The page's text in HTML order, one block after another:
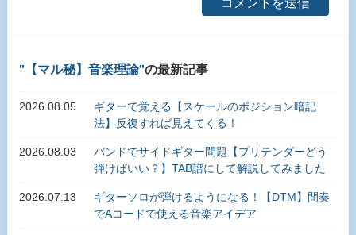
【マル秘】音楽理論 の最新記事
2026.08.05
ギターで覚える【スケールのポジション暗記
法】反復すれば見えてくる！
2026.08.03
バンドでサイドギター問題【プリテンダーどう
弾けばいい？】TAB譜にして解説してみました
2026.07.13
ギターソロが弾けるようになる！【DTM】間奏
でAコードで使える音楽アイデア